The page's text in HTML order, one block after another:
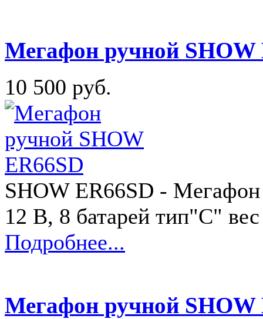
Мегафон ручной SHOW
10 500 руб.
SHOW ER66SD -
12 В, 8 батарей тип"С"
Подробнее...
Мегафон ручной SHOW